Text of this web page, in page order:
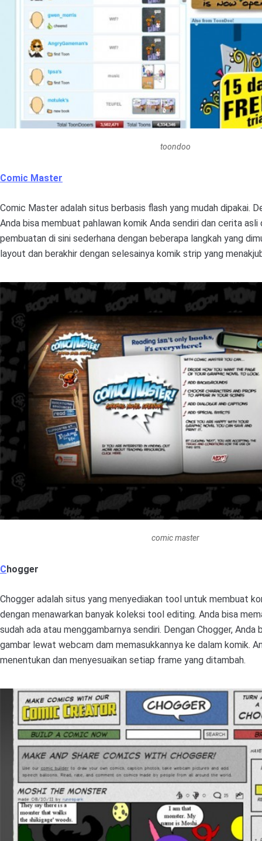
toondoo
Comic Master
Comic Master adalah situs berbasis flash yang mudah dipakai.
Anda bisa membuat pahlawan komik Anda sendiri dan cerita asli
pembuatan di sini sederhana dengan beberapa langkah yang
layout dan berakhir dengan selesainya komik strip yang
comic master
C hogger
Chogger adalah situs yang menyediakan tool untuk membuat
dengan menawarkan banyak koleksi tool editing. Anda bisa
sudah ada atau menggambarnya sendiri. Dengan Chogger, Anda
gambar lewat webcam dam memasukkannya ke dalam komik.
menentukan dan menyesuaikan setiap frame yang ditambah.